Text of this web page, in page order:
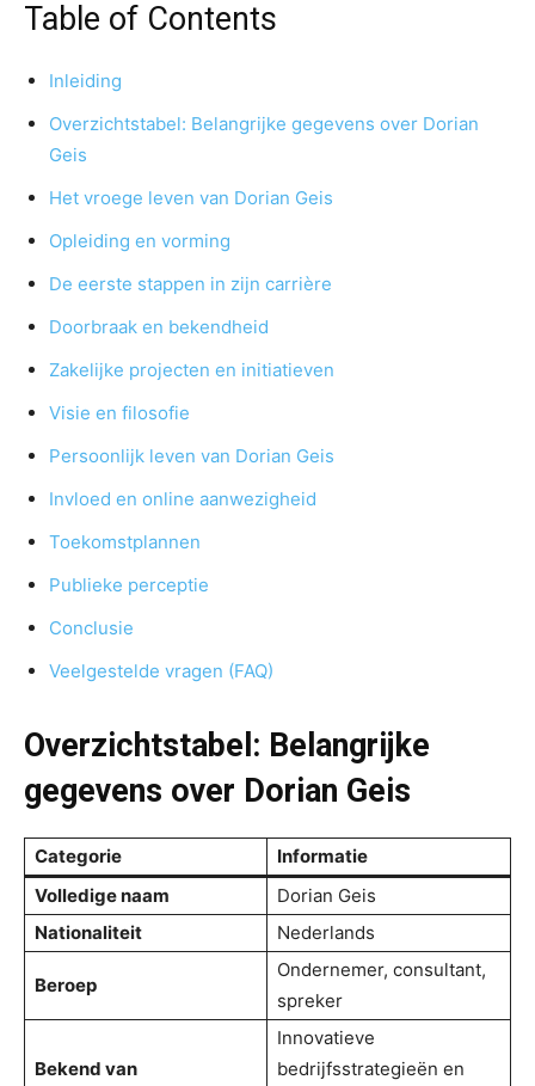
Table of Contents
Inleiding
Overzichtstabel: Belangrijke gegevens over Dorian
Geis
Het vroege leven van Dorian Geis
Opleiding en vorming
De eerste stappen in zijn carrière
Doorbraak en bekendheid
Zakelijke projecten en initiatieven
Visie en filosofie
Persoonlijk leven van Dorian Geis
Invloed en online aanwezigheid
Toekomstplannen
Publieke perceptie
Conclusie
Veelgestelde vragen (FAQ)
Overzichtstabel: Belangrijke
gegevens over Dorian Geis
Categorie
Informatie
Volledige naam
Dorian Geis
Nationaliteit
Nederlands
Beroep
Ondernemer, consultant,
spreker
Bekend van
Innovatieve
bedrijfsstrategieën en